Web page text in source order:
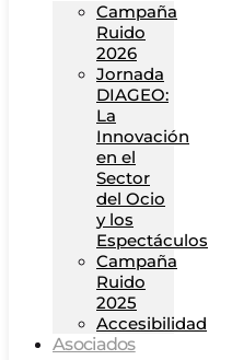
Campaña
Ruido
2026
Jornada
DIAGEO:
La
Innovación
en el
Sector
del Ocio
y los
Espectáculos
Campaña
Ruido
2025
Accesibilidad
Asociados